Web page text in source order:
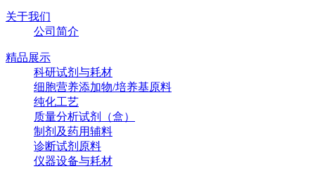
关于我们
公司简介
精品展示
科研试剂与耗材
细胞营养添加物/培养基原料
纯化工艺
质量分析试剂（盒）
制剂及药用辅料
诊断试剂原料
仪器设备与耗材